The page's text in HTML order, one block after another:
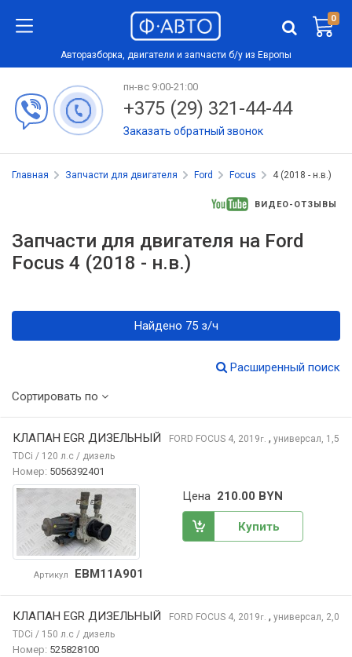
0
Авторазборка, двигатели и запчасти б/у из Европы
пн-вс 9:00-21:00
+375 (29) 321-44-44
Заказать обратный звонок
Главная Запчасти для двигателя Ford Focus 4 (2018 - н.в.)
ВИДЕО-ОТЗЫВЫ
Запчасти для двигателя на Ford
Focus 4 (2018 - н.в.)
Найдено 75 з/ч
Расширенный поиск
Сортировать по
КЛАПАН EGR ДИЗЕЛЬНЫЙ FORD FOCUS 4, 2019г. , универсал, 1,5
TDCi / 120 л.с / дизель
Номер: 5056392401
Артикул EBM11A901
Цена 210.00 BYN
Купить
КЛАПАН EGR ДИЗЕЛЬНЫЙ FORD FOCUS 4, 2019г. , универсал, 2,0
TDCi / 150 л.с / дизель
Номер: 525828100